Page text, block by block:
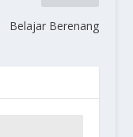
Belajar Berenang